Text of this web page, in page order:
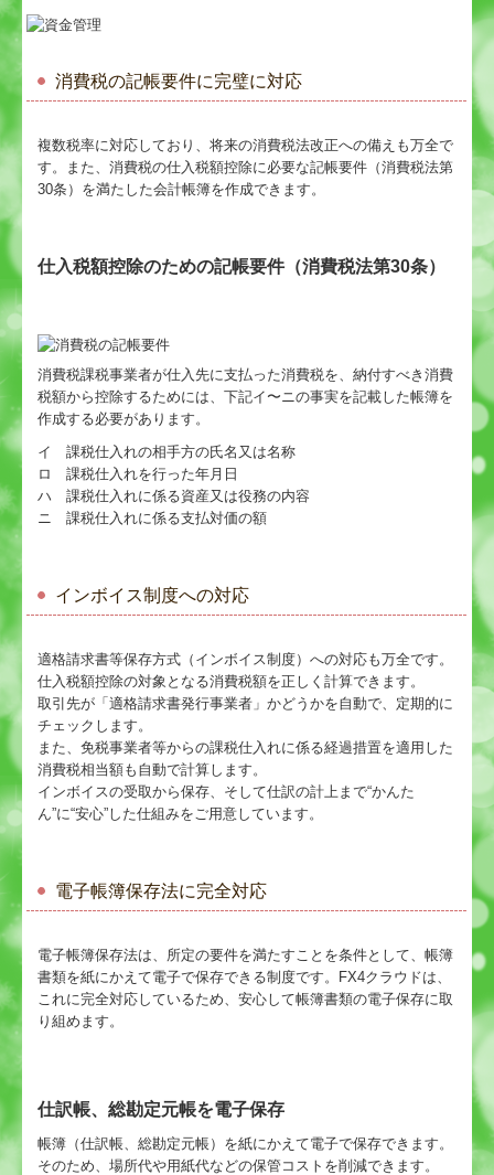
消費税の記帳要件に完璧に対応
複数税率に対応しており、将来の消費税法改正への備えも万全で
す。また、消費税の仕入税額控除に必要な記帳要件（消費税法第
30条）を満たした会計帳簿を作成できます。
仕入税額控除のための記帳要件（消費税法第30条）
消費税課税事業者が仕入先に支払った消費税を、納付すべき消費
税額から控除するためには、下記イ〜ニの事実を記載した帳簿を
作成する必要があります。
イ 課税仕入れの相手方の氏名又は名称
ロ 課税仕入れを行った年月日
ハ 課税仕入れに係る資産又は役務の内容
ニ 課税仕入れに係る支払対価の額
インボイス制度への対応
適格請求書等保存方式（インボイス制度）への対応も万全です。
仕入税額控除の対象となる消費税額を正しく計算できます。
取引先が「適格請求書発行事業者」かどうかを自動で、定期的に
チェックします。
また、免税事業者等からの課税仕入れに係る経過措置を適用した
消費税相当額も自動で計算します。
インボイスの受取から保存、そして仕訳の計上まで“かんた
ん”に“安心”した仕組みをご用意しています。
電子帳簿保存法に完全対応
電子帳簿保存法は、所定の要件を満たすことを条件として、帳簿
書類を紙にかえて電子で保存できる制度です。FX4クラウドは、
これに完全対応しているため、安心して帳簿書類の電子保存に取
り組めます。
仕訳帳、総勘定元帳を電子保存
帳簿（仕訳帳、総勘定元帳）を紙にかえて電子で保存できます。
そのため、場所代や用紙代などの保管コストを削減できます。